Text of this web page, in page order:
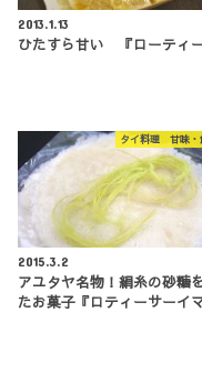
2013.1.13
ひたすら甘い 『ローティー
タイ料理 甘味・
2015.3.2
アユタヤ名物！絹糸の砂糖
たお菓子『ロティーサーイ